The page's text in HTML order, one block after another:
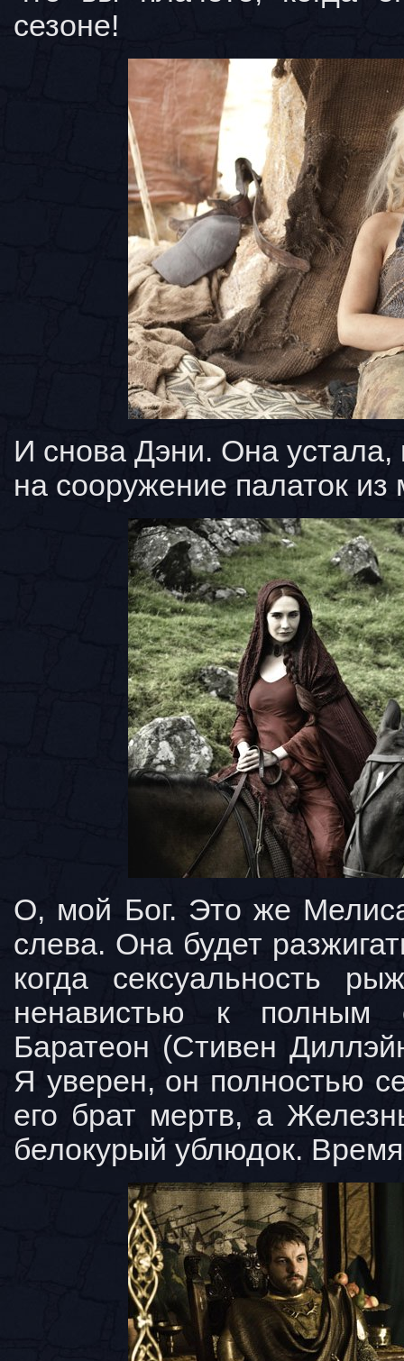
сезоне!
И снова Дэни. Она
на сооружение палаток
О, мой Бог. Это же
слева. Она будет
когда сексуальность
ненавистью к полным
Баратеон (Стивен
Я уверен, он полностью
его брат мертв, а
белокурый ублюдок.